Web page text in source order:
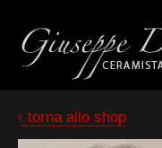
‹ torna allo shop